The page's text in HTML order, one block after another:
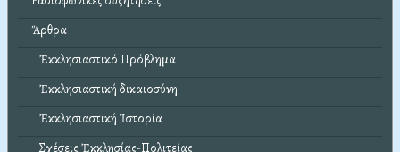
Ἄρθρα
Ἐκκλησιαστικό Πρόβλημα
Ἐκκλησιαστική δικαιοσύνη
Ἐκκλησιαστική Ἱστορία
Σχέσεις Ἐκκλησίας-Πολιτείας